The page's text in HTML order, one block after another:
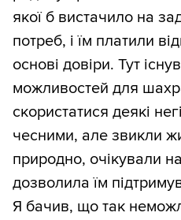
якої б вистачило на
потреб, і їм платили
основі довіри. Тут
можливостей для
скористатися деякі
чесними, але звикли
природно, очікували
дозволила їм
Я бачив, що так